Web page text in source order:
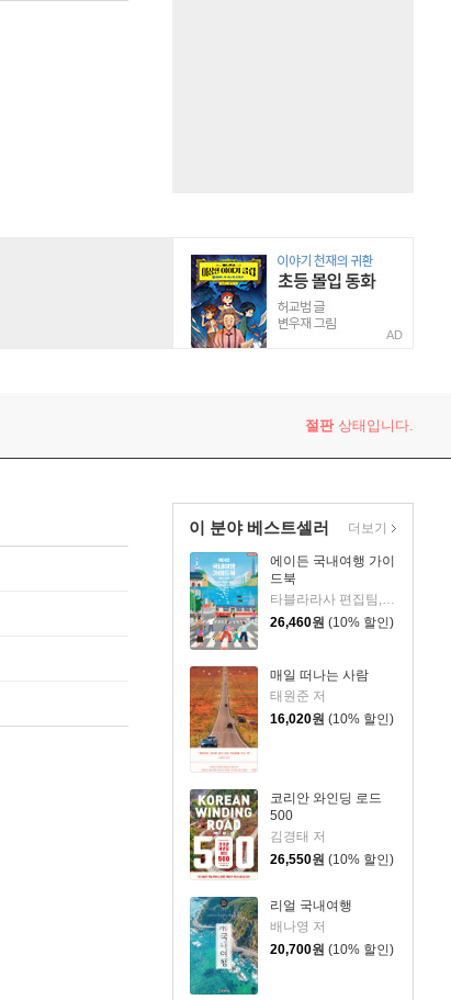
AD
절판상태입니다.
이 분야 베스트셀러
에이든 국내여행 가이
드북
타블라라사 편집팀,이정기 공저
26,460원 (10% 할인)
매일 떠나는 사람
태원준 저
16,020원 (10% 할인)
코리안 와인딩 로드
500
김경태 저
26,550원 (10% 할인)
리얼 국내여행
배나영 저
20,700원 (10% 할인)
더보기